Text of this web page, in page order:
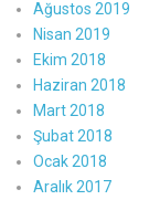
Ağustos 2019
Nisan 2019
Ekim 2018
Haziran 2018
Mart 2018
Şubat 2018
Ocak 2018
Aralık 2017